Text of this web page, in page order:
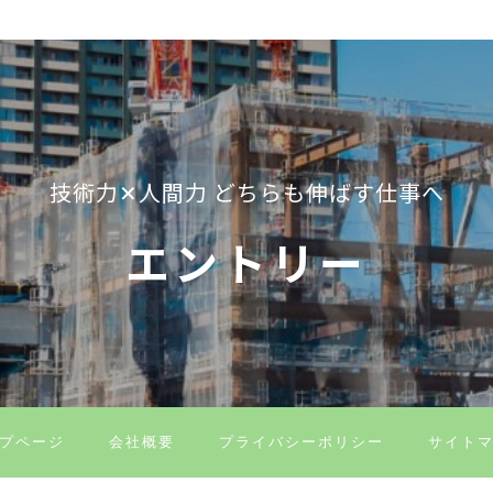
技術力✕人間力 どちらも伸ばす仕事へ
エントリー
ページ 会社概要 プライバシーポリシー サイト